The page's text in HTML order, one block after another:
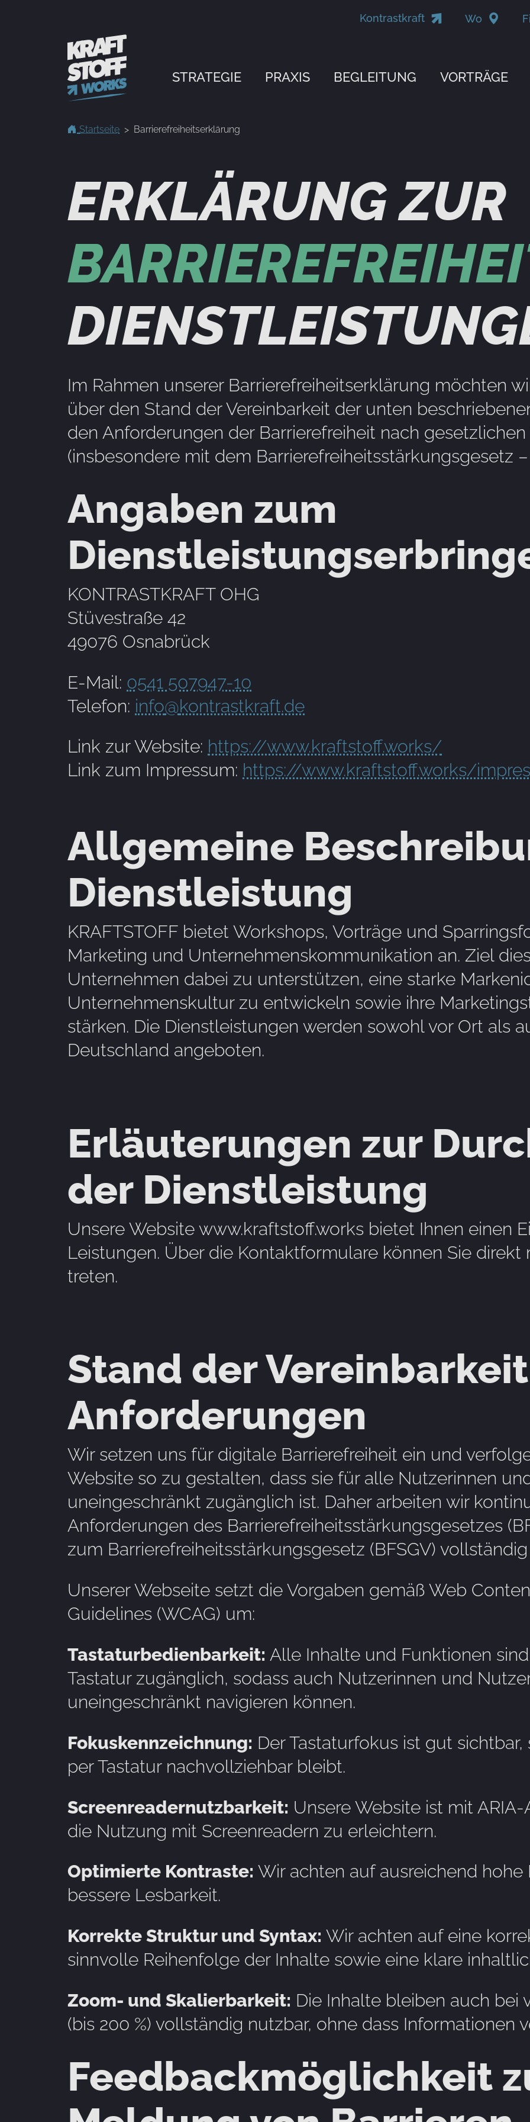
Kontrastkraft Wo
STRATEGIE PRAXIS BEGLEITUNG VORTRÄGE
Startseite Barrierefreiheitserklärung
ERKLÄRUNG ZUR
Im Rahmen unserer Barrierefreiheitserklärung möchten
über den Stand der Vereinbarkeit der unten
den Anforderungen der Barrierefreiheit nach
(insbesondere mit dem Barrierefreiheitsstärkungsgesetz –
Angaben zum
KONTRASTKRAFT OHG
Stüvestraße 42
49076 Osnabrück
E-Mail: 0541 507947-10
Telefon: info@kontrastkraft.de
Link zur Website: https://www.kraftstoff.works/
Link zum Impressum: https://www.kraftstoff.works/
Allgemeine
Dienstleistung
KRAFTSTOFF bietet Workshops, Vorträge und
Marketing und Unternehmenskommunikation an. Ziel
Unternehmen dabei zu unterstützen, eine starke
Unternehmenskultur zu entwickeln sowie ihre
stärken. Die Dienstleistungen werden sowohl vor Ort als
Deutschland angeboten.
Erläuterungen zur
der Dienstleistung
Unsere Website www.kraftstoff.works bietet Ihnen einen
Leistungen. Über die Kontaktformulare können Sie direkt
treten.
Stand der
Anforderungen
Wir setzen uns für digitale Barrierefreiheit ein und
Website so zu gestalten, dass sie für alle Nutzerinnen
uneingeschränkt zugänglich ist. Daher arbeiten wir
Anforderungen des Barrierefreiheitsstärkungsgesetzes
zum Barrierefreiheitsstärkungsgesetz (BFSGV)
Unserer Webseite setzt die Vorgaben gemäß Web
Guidelines (WCAG) um:
Tastaturbedienbarkeit: Alle Inhalte und Funktionen
Tastatur zugänglich, sodass auch Nutzerinnen und
uneingeschränkt navigieren können.
Fokuskennzeichnung: Der Tastaturfokus ist gut
per Tastatur nachvollziehbar bleibt.
Screenreadernutzbarkeit: Unsere Website ist mit
die Nutzung mit Screenreadern zu erleichtern.
Optimierte Kontraste: Wir achten auf ausreichend
bessere Lesbarkeit.
Korrekte Struktur und Syntax: Wir achten auf eine
sinnvolle Reihenfolge der Inhalte sowie eine klare
Zoom- und Skalierbarkeit: Die Inhalte bleiben auch bei
(bis 200 %) vollständig nutzbar, ohne dass Informationen
Feedbackmöglichkeit